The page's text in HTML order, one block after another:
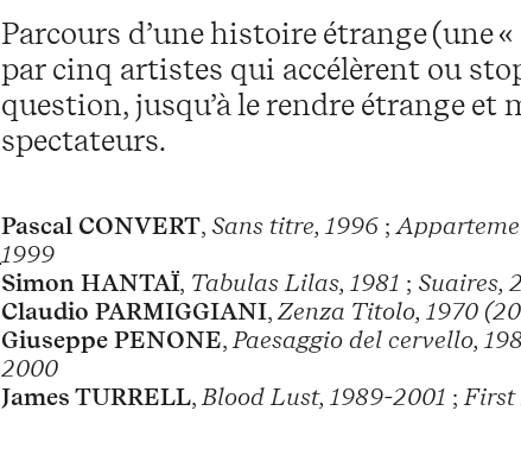
Parcours d’une histoire étrange (une
par cinq artistes qui accélèrent ou
question, jusqu’à le rendre étrange et
spectateurs.
Pascal CONVERT, Sans titre, 1996 ;
1999
Simon HANTAÏ, Tabulas Lilas, 1981 ; Suaires,
Claudio PARMIGGIANI, Zenza Titolo, 1970
Giuseppe PENONE,Paesaggio del cervello,
2000
James TURRELL,Blood Lust, 1989-2001 ;First